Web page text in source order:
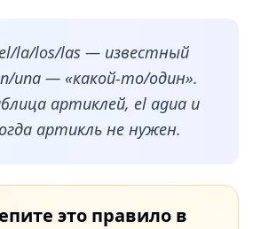
la/los/las — известный
una — «какой-то/один».
артиклей, el agua и
артикль не нужен.
это правило в